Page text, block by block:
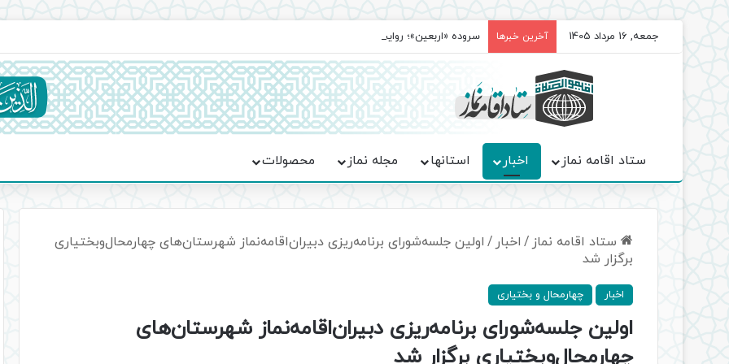
جمعه, 16 مرداد 1405 آخرین خبرها سروده‌ «اربعین»؛ روایت حماسه، استقامت و تمدن‌سازی امت اسلامی
ستاد اقامه نماز اخبار استانها مجله نماز محصولات
ستاد اقامه نماز / اخبار / اولین جلسه‌شورای برنامه‌ریزی دبیران‌اقامه‌نماز شهرستان‌‌های چهارمحال‌وبختیاری
برگزار شد
اخبار چهارمحال و بختیاری
اولین جلسه‌شورای برنامه‌ریزی دبیران‌اقامه‌نماز شهرستان‌‌های
چهارمحال‌وبختیاری برگزار شد